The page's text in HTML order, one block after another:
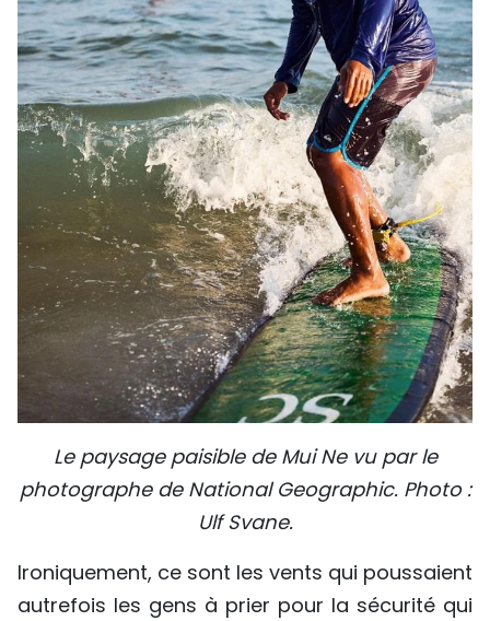
Le paysage paisible de Mui Ne vu par le
photographe de National Geographic. Photo :
Ulf Svane.
Ironiquement, ce sont les vents qui poussaient
autrefois les gens à prier pour la sécurité qui